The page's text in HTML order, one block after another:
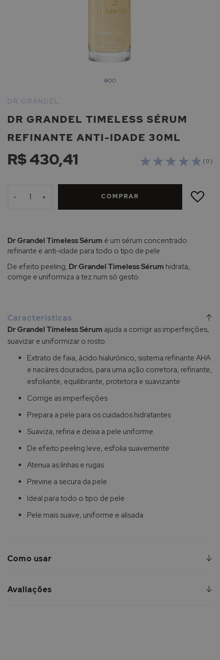
para
início
Galeria
de
imagens
DR GRANDEL TIMELESS SÉRUM
REFINANTE ANTI-IDADE 30ML
DR GRANDEL
( 0 )
R$ 430,41
- + COMPRAR
ADICIONAR
LISTA
Dr Grandel Timeless Sérum é um sérum concentrado
refinante e anti-idade para todo o tipo de pele.
De efeito peeling, Dr Grandel Timeless Sérum hidrata,
corrige e uniformiza a tez num só gesto.
Características
Dr Grandel Timeless Sérum ajuda a corrigir as imperfeições,
suavizar e uniformizar o rosto.
Extrato de faia, ácido hialurónico, sistema refinante AHA
e nacáres dourados, para uma ação corretora, refinante,
esfoliante, equilibrante, protetora e suavizante
Corrige as imperfeições
Prepara a pele para os cuidados hidratantes
Suaviza, refina e deixa a pele uniforme
De efeito peeling leve, esfolia suavemente
Atenua as linhas e rugas
Previne a secura da pele
Ideal para todo o tipo de pele
Pele mais suave, uniforme e alisada
Como usar
Avaliações